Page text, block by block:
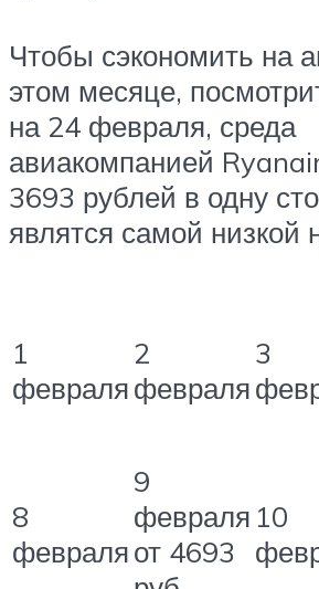
Чтобы сэкономить на
этом месяце,
на 24 февраля, среда
авиакомпанией
3693 рублей в одну
являтся самой низкой
1
февраля
2
февраля
3
8
февраля
9
февраля
от 4693
10